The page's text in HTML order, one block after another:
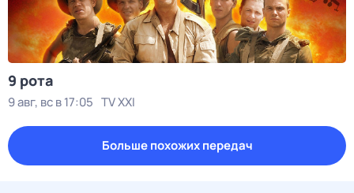
9 рота
9 авг, вс в 17:05 TV XXI
Больше похожих передач